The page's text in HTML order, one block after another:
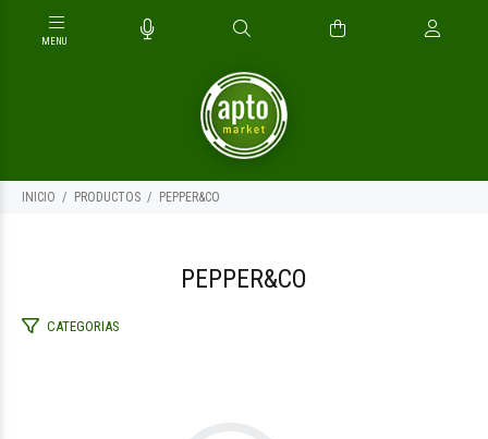
INICIO PRODUCTOS PEPPER&CO
PEPPER&CO
CATEGORIAS